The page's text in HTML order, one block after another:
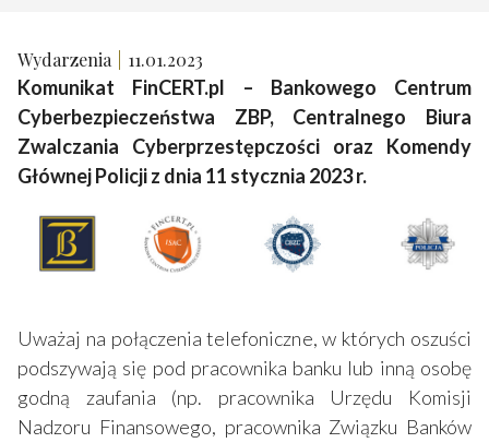
Wydarzenia 11.01.2023
Komunikat FinCERT.pl – Bankowego Centrum
Cyberbezpieczeństwa ZBP, Centralnego Biura
Zwalczania Cyberprzestępczości oraz Komendy
Głównej Policji z dnia 11 stycznia 2023 r.
Uważaj na połączenia telefoniczne, w których oszuści
podszywają się pod pracownika banku lub inną osobę
godną zaufania (np. pracownika Urzędu Komisji
Nadzoru Finansowego, pracownika Związku Banków